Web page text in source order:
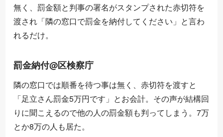
無く、罰金額と判事の署名がスタンプされた赤切符を
渡され「隣の窓口で罰金を納付してください」と言わ
れるだけ。
罰金納付@区検察庁
隣の窓口では順番を待つ事は無く、赤切符を渡すと
「足立さん罰金5万円です」とお会計。その声が結構回
りに聞こえるので他の人の罰金額も判ってしまう。7万
とか8万の人も居た。